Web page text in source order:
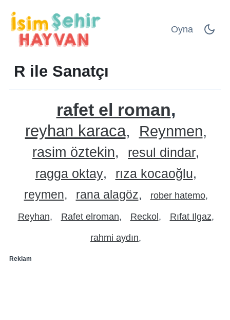
Oyna
R ile Sanatçı
rafet el roman
reyhan karaca Reynmen
rasim öztekin
resul dindar
ragga oktay
rıza kocaoğlu
reymen rana alagöz rober hatemo
Reyhan Rafet elroman Reckol Rıfat Ilgaz
rahmi aydın
Reklam